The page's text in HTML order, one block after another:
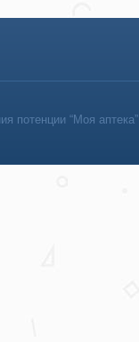
потенции “Моя